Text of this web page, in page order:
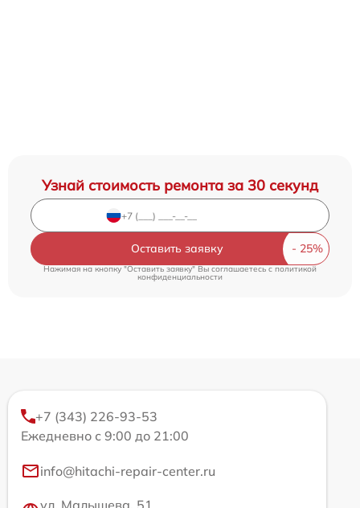
Узнай стоимость ремонта за 30 секунд
Оставить заявку
Нажимая на кнопку "Оставить заявку" Вы соглашаетесь cполитикой
конфиденциальности
+7 (343) 226-93-53
Ежедневно с 9:00 до 21:00
info@hitachi-repair-center.ru
ул. Малышева, 51